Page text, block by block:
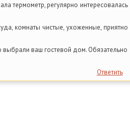
термометр, регулярно интересовалась
комнаты чистые, ухоженные, приятно
ваш гостевой дом. Обязательно
Ответить